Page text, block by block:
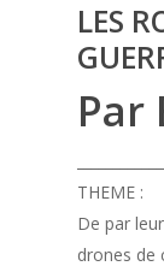
LES
Par
THEME :
De par
drones de